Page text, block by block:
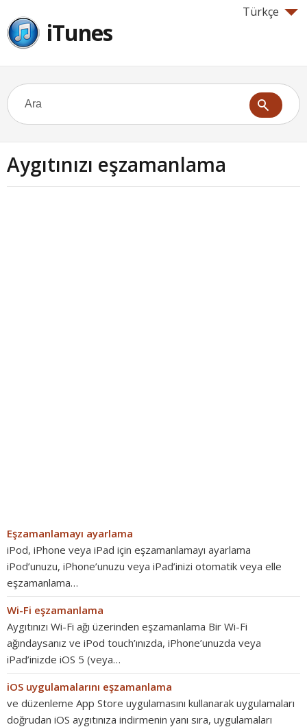
Türkçe
iTunes
Aygıtınızı eşzamanlama
Eşzamanlamayı ayarlama
iPod, iPhone veya iPad için eşzamanlamayı ayarlama
iPod’unuzu, iPhone’unuzu veya iPad’inizi otomatik veya elle
eşzamanlama…
Wi-Fi eşzamanlama
Aygıtınızı Wi-Fi ağı üzerinden eşzamanlama Bir Wi-Fi
ağındaysanız ve iPod touch’ınızda, iPhone’unuzda veya
iPad’inizde iOS 5 (veya…
iOS uygulamalarını eşzamanlama
ve düzenleme App Store uygulamasını kullanarak uygulamaları
doğrudan iOS aygıtınıza indirmenin yanı sıra, uygulamaları